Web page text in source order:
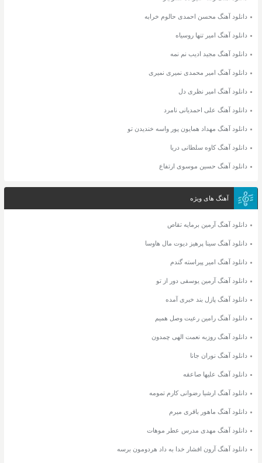
دانلود آهنگ محسن احمدی حالوم خرابه
دانلود آهنگ امیر تنها روسیاه
دانلود آهنگ مجید ادیب نم نمه
دانلود آهنگ امیر محمدی نمیری نمیری
دانلود آهنگ امیر نظری دل
دانلود آهنگ علی احمدیانی نامرد
دانلود آهنگ مهداد همایون پور واسه خندیدن تو
دانلود آهنگ کاوه سلطانی دریا
دانلود آهنگ حسین موسوی ارتفاع
آهنگ های ویژه
دانلود آهنگ آرمین برمایه تقاص
دانلود آهنگ سینا پرهیز دیوت مال هاوسا
دانلود آهنگ امیر پیراسته گندم
دانلود آهنگ آرمین یوسفی دور از تو
دانلود آهنگ پازل بند خبری آمده
دانلود آهنگ رامین رعیت وصل همیم
دانلود آهنگ روزبه نعمت الهی چمدون
دانلود آهنگ نوران جانا
دانلود آهنگ علیها صاعقه
دانلود آهنگ ارشیا رضوانی کارم تمومه
دانلود آهنگ ماهور باقری میرم
دانلود آهنگ مهدی مدرس عطر موهات
دانلود آهنگ آرون افشار خدا به داد هردومون برسه